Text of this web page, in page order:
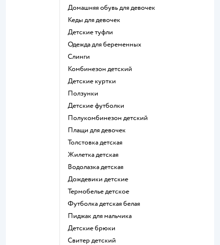
Домашняя обувь для девочек
Кеды для девочек
Детские туфли
Одежда для беременных
Слинги
Комбинезон детский
Детские куртки
Ползунки
Детские футболки
Полукомбинезон детский
Плащи для девочек
Толстовка детская
Жилетка детская
Водолазка детская
Дождевики детские
Термобелье детское
Футболка детская белая
Пиджак для мальчика
Детские брюки
Свитер детский